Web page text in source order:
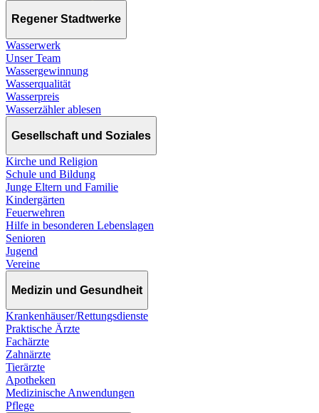
Regener Stadtwerke
Wasserwerk
Unser Team
Wassergewinnung
Wasserqualität
Wasserpreis
Wasserzähler ablesen
Gesellschaft und Soziales
Kirche und Religion
Schule und Bildung
Junge Eltern und Familie
Kindergärten
Feuerwehren
Hilfe in besonderen Lebenslagen
Senioren
Jugend
Vereine
Medizin und Gesundheit
Krankenhäuser/Rettungsdienste
Praktische Ärzte
Fachärzte
Zahnärzte
Tierärzte
Apotheken
Medizinische Anwendungen
Pflege